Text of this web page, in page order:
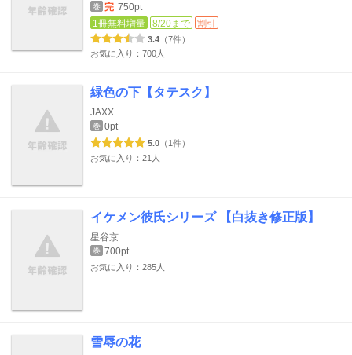
巻 完 750pt
1冊無料増量
8/20まで 割引
3.4 （7件）
お気に入り：700人
緑色の下【タテスク】
JAXX
巻 0pt
5.0 （1件）
お気に入り：21人
イケメン彼氏シリーズ 【白抜き修正版】
星谷京
巻 700pt
お気に入り：285人
雪辱の花